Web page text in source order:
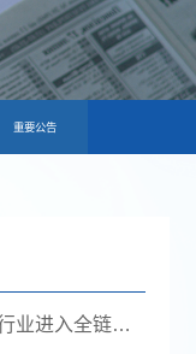
重要公告
企元数智对抗传统工具：数字员工行业进入全链路获客时代